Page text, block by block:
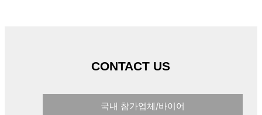
CONTACT US
국내 참가업체/바이어